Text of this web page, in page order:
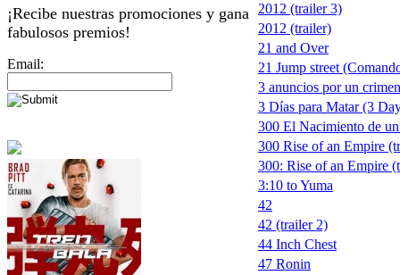
¡Recibe nuestras promociones y gana
fabulosos premios!
Email:
2012 (trailer 3)
2012 (trailer)
21 and Over
21 Jump street
3 anuncios por un
3 Días para Matar (3
300 El Nacimiento de
300 Rise of an Empire
300: Rise of an Empire
3:10 to Yuma
42
42 (trailer 2)
44 Inch Chest
47 Ronin